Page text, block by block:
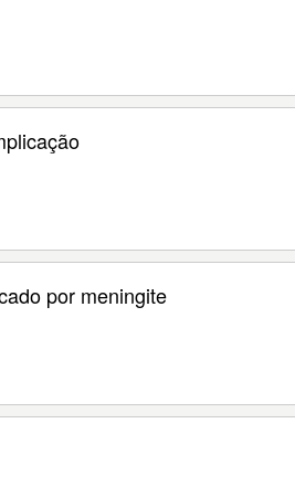
por meningite